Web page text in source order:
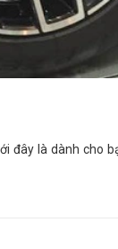
đây là dành cho